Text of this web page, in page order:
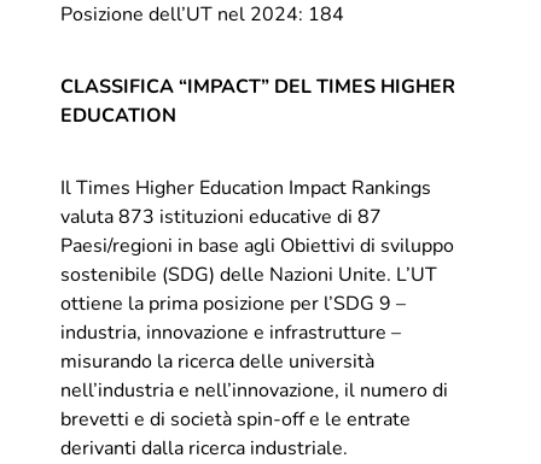
Posizione dell’UT nel 2024: 184
CLASSIFICA “IMPACT” DEL TIMES HIGHER
EDUCATION
Il Times Higher Education Impact Rankings
valuta 873 istituzioni educative di 87
Paesi/regioni in base agli Obiettivi di sviluppo
sostenibile (SDG) delle Nazioni Unite. L’UT
ottiene la prima posizione per l’SDG 9 –
industria, innovazione e infrastrutture –
misurando la ricerca delle università
nell’industria e nell’innovazione, il numero di
brevetti e di società spin-off e le entrate
derivanti dalla ricerca industriale.